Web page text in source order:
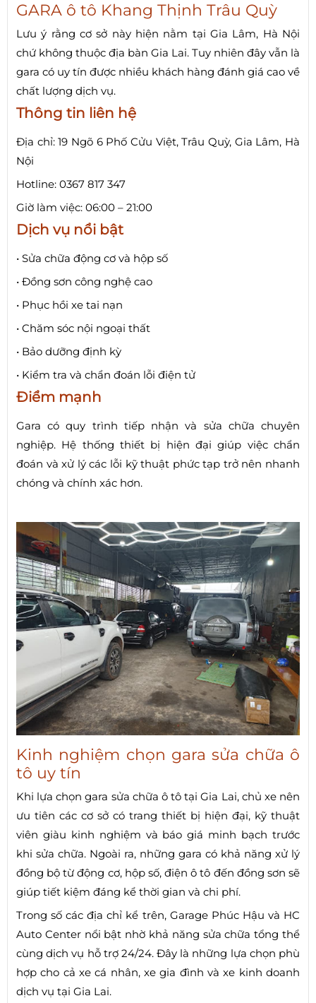
GARA ô tô Khang Thịnh Trâu Quỳ
Lưu ý rằng cơ sở này hiện nằm tại Gia Lâm, Hà Nội
chứ không thuộc địa bàn Gia Lai. Tuy nhiên đây vẫn là
gara có uy tín được nhiều khách hàng đánh giá cao về
chất lượng dịch vụ.
Thông tin liên hệ
Địa chỉ: 19 Ngõ 6 Phố Cửu Việt, Trâu Quỳ, Gia Lâm, Hà
Nội
Hotline: 0367 817 347
Giờ làm việc: 06:00 – 21:00
Dịch vụ nổi bật
• Sửa chữa động cơ và hộp số
• Đồng sơn công nghệ cao
• Phục hồi xe tai nạn
• Chăm sóc nội ngoại thất
• Bảo dưỡng định kỳ
• Kiểm tra và chẩn đoán lỗi điện tử
Điểm mạnh
Gara có quy trình tiếp nhận và sửa chữa chuyên
nghiệp. Hệ thống thiết bị hiện đại giúp việc chẩn
đoán và xử lý các lỗi kỹ thuật phức tạp trở nên nhanh
chóng và chính xác hơn.
Kinh nghiệm chọn gara sửa chữa ô
tô uy tín
Khi lựa chọn gara sửa chữa ô tô tại Gia Lai, chủ xe nên
ưu tiên các cơ sở có trang thiết bị hiện đại, kỹ thuật
viên giàu kinh nghiệm và báo giá minh bạch trước
khi sửa chữa. Ngoài ra, những gara có khả năng xử lý
đồng bộ từ động cơ, hộp số, điện ô tô đến đồng sơn sẽ
giúp tiết kiệm đáng kể thời gian và chi phí.
Trong số các địa chỉ kể trên, Garage Phúc Hậu và HC
Auto Center nổi bật nhờ khả năng sửa chữa tổng thể
cùng dịch vụ hỗ trợ 24/24. Đây là những lựa chọn phù
hợp cho cả xe cá nhân, xe gia đình và xe kinh doanh
dịch vụ tại Gia Lai.